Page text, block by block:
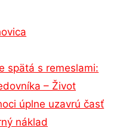
spätá s remeslami:
– Život
úplne uzavrú časť
náklad